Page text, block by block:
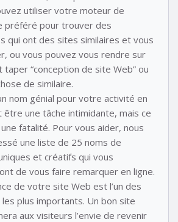
utiliser votre moteur de
préféré pour trouver des
qui ont des sites similaires et vous
ou vous pouvez vous rendre sur
taper “conception de site Web” ou
de similaire.
nom génial pour votre activité en
être une tâche intimidante, mais ce
une fatalité. Pour vous aider, nous
une liste de 25 noms de
et créatifs qui vous
de vous faire remarquer en ligne.
de votre site Web est l’un des
plus importants. Un bon site
aux visiteurs l’envie de revenir